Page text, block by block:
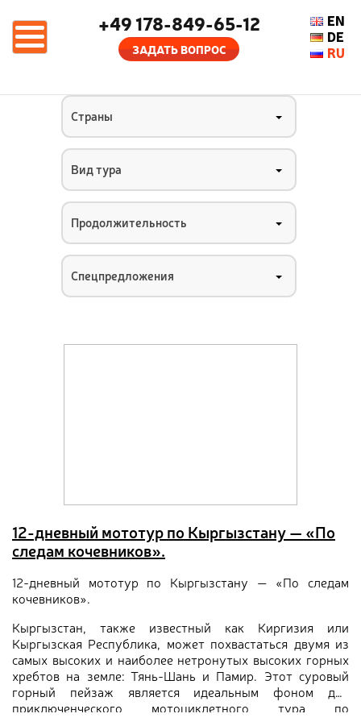
+49 178-849-65-12
ЗАДАТЬ ВОПРОС
EN
DE
RU
Страны
Вид тура
Продолжительность
Спецпредложения
12-дневный мототур по Кыргызстану — «По
следам кочевников».
12-дневный мототур по Кыргызстану — «По следам
кочевников».
Кыргызстан, также известный как Киргизия или
Кыргызская Республика, может похвастаться двумя из
самых высоких и наиболее нетронутых высоких горных
хребтов на земле: Тянь-Шань и Памир. Этот суровый
горный пейзаж является идеальным фоном для
приключенческого мотоциклетного тура по